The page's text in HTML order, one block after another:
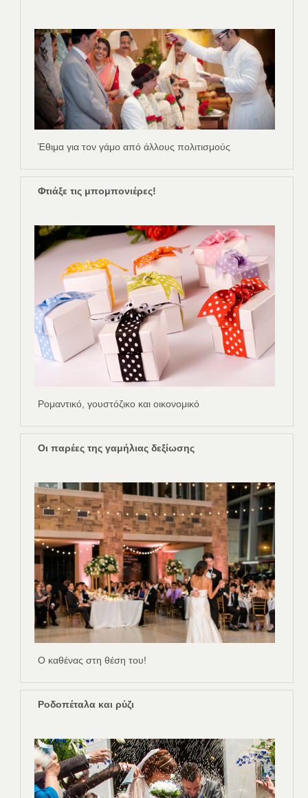
Έθιμα για τον γάμο από άλλους πολιτισμούς
Φτιάξε τις μπομπονιέρες!
Ρομαντικό, γουστόζικο και οικονομικό
Οι παρέες της γαμήλιας δεξίωσης
Ο καθένας στη θέση του!
Ροδοπέταλα και ρύζι